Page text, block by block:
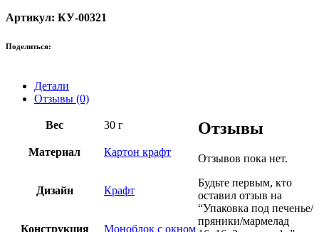
Артикул: КУ-00321
Поделиться:
Детали
Отзывы (0)
Вес 30 г
Материал Картон крафт
Дизайн Крафт
Конструкция Моноблок с окном
Отзывы
Отзывов пока нет.
Будьте первым, кто
оставил отзыв на
“Упаковка под печенье/
пряники/мармелад